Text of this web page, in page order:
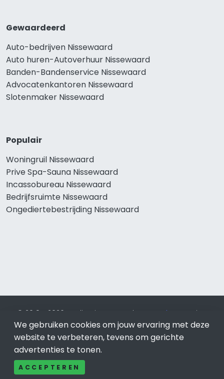
Gewaardeerd
Auto-bedrijven Nissewaard
Auto huren-Autoverhuur Nissewaard
Banden-Bandenservice Nissewaard
Advocatenkantoren Nissewaard
Slotenmaker Nissewaard
Populair
Woningruil Nissewaard
Prive Spa-Sauna Nissewaard
Incassobureau Nissewaard
Bedrijfsruimte Nissewaard
Ongediertebestrijding Nissewaard
© 2019 - 2026 Realisatie en SEO door SEO-bureau
Lion
Internet. Betaal alleen voor bewezen resultaten?SEO
optimalisatie No Cure No Pay.Nissewaardis onderdeel van
Lion Internet.
We gebruiken cookies om jouw ervaring met deze
website te verbeteren, tevens om gerichte
advertenties te tonen.
ACCEPTEREN